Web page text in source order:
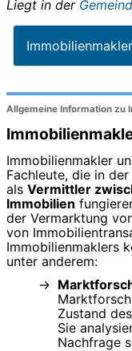
Liegt in der
Immobilienmakler
Allgemeine Information zu
Immobilienmakler
Fachleute, die in
als Vermittler
Immobilien
der Vermarktung
von
Immobilienmaklers
unter anderem:
Zustand
Sie
Nachfrage